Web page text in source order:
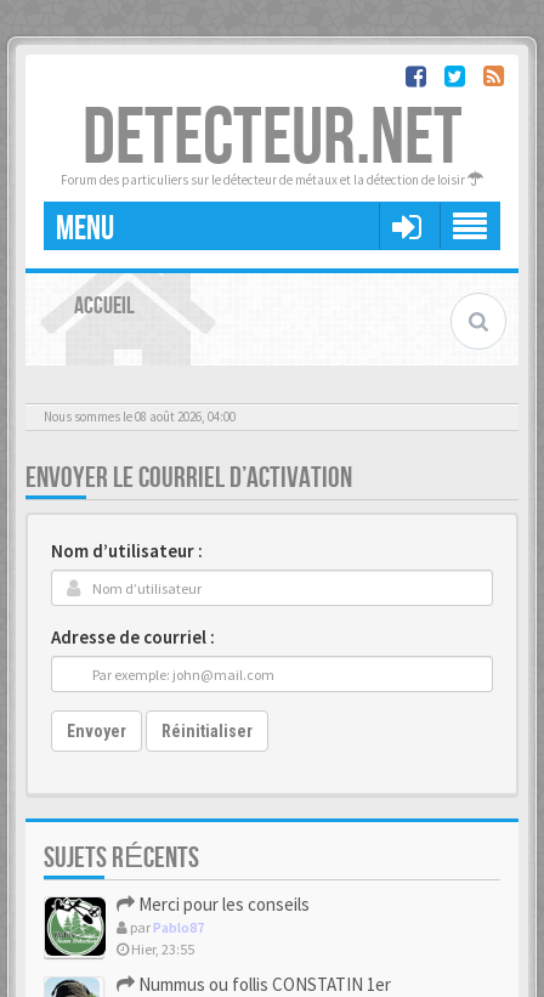
DETECTEUR.NET
Forum des particuliers sur le détecteur de métaux et la détection de loisir
MENU
ACCUEIL
Nous sommes le 08 août 2026, 04:00
ENVOYER LE COURRIEL D’ACTIVATION
Nom d’utilisateur :
Adresse de courriel :
Envoyer Réinitialiser
SUJETS RÉCENTS
Merci pour les conseils
par Pablo87
Hier, 23:55
Nummus ou follis CONSTATIN 1er